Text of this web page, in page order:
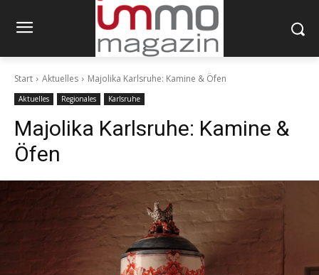
Start Aktuelles Majolika Karlsruhe: Kamine & Öfen
Aktuelles Regionales Karlsruhe
Majolika Karlsruhe: Kamine &
Öfen